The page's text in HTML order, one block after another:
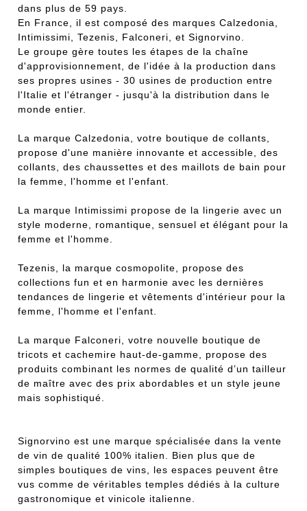
dans plus de 59 pays.
En France, il est composé des marques Calzedonia,
Intimissimi, Tezenis, Falconeri, et Signorvino.
Le groupe gère toutes les étapes de la chaîne
d'approvisionnement, de l'idée à la production dans
ses propres usines - 30 usines de production entre
l'Italie et l'étranger - jusqu'à la distribution dans le
monde entier.
La marque Calzedonia, votre boutique de collants,
propose d'une manière innovante et accessible, des
collants, des chaussettes et des maillots de bain pour
la femme, l'homme et l'enfant.
La marque Intimissimi propose de la lingerie avec un
style moderne, romantique, sensuel et élégant pour la
femme et l'homme.
Tezenis, la marque cosmopolite, propose des
collections fun et en harmonie avec les dernières
tendances de lingerie et vêtements d'intérieur pour la
femme, l'homme et l'enfant.
La marque Falconeri, votre nouvelle boutique de
tricots et cachemire haut-de-gamme, propose des
produits combinant les normes de qualité d’un tailleur
de maître avec des prix abordables et un style jeune
mais sophistiqué.
Signorvino est une marque spécialisée dans la vente
de vin de qualité 100% italien. Bien plus que de
simples boutiques de vins, les espaces peuvent être
vus comme de véritables temples dédiés à la culture
gastronomique et vinicole italienne.